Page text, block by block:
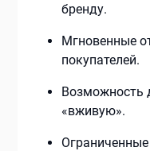
бренду.
Мгновенные
покупателей.
Возможность
«вживую».